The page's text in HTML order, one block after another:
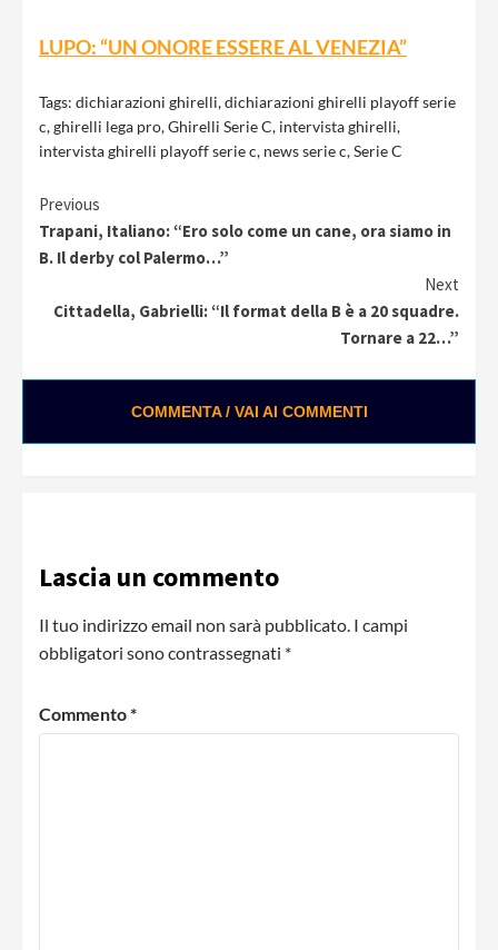
LUPO: “UN ONORE ESSERE AL VENEZIA”
Tags: dichiarazioni ghirelli,dichiarazioni ghirelli playoff serie
c,ghirelli lega pro,Ghirelli Serie C, intervista ghirelli,
intervista ghirelli playoff serie c, news serie c,Serie C
Continue
Reading
Previous
Trapani, Italiano: “Ero solo come un cane, ora siamo in
B. Il derby col Palermo…”
Next
Cittadella, Gabrielli: “Il format della B è a 20 squadre.
Tornare a 22…”
COMMENTA / VAI AI COMMENTI
Lascia un commento
Il tuo indirizzo email non sarà pubblicato. I campi
obbligatori sono contrassegnati *
Commento*